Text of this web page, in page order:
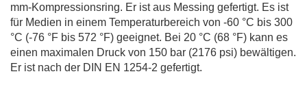
mm-Kompressionsring. Er ist aus Messing gefertigt. Es ist
für Medien in einem Temperaturbereich von -60 °C bis 300
°C (-76 °F bis 572 °F) geeignet. Bei 20 °C (68 °F) kann es
einen maximalen Druck von 150 bar (2176 psi) bewältigen.
Er ist nach der DIN EN 1254-2 gefertigt.